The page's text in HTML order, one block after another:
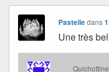
Pastelledans
Une très
Quichottine